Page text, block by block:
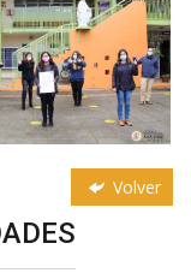
Volver